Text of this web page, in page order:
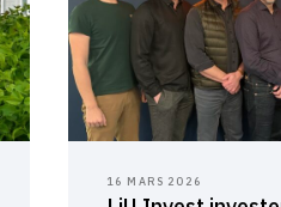
16 MARS 2026